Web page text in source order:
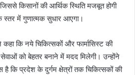
किसानों की आर्थिक स्थिति मजबूत होगी
में गुणात्मक सुधार आएगा।
कि नये चिकित्सकों और फार्मासिस्ट की
सेवाओं को बेहतर बनाने में मदद मिलेगी। उन्होंने
है कि प्रदेश के दुर्गम क्षेत्रों तक चिकित्सकों की